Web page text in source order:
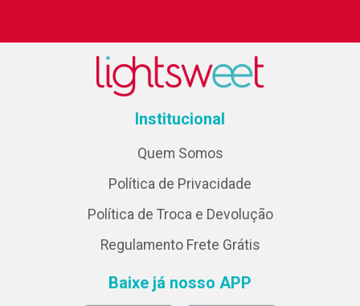
Institucional
Quem Somos
Política de Privacidade
Política de Troca e Devolução
Regulamento Frete Grátis
Baixe já nosso APP